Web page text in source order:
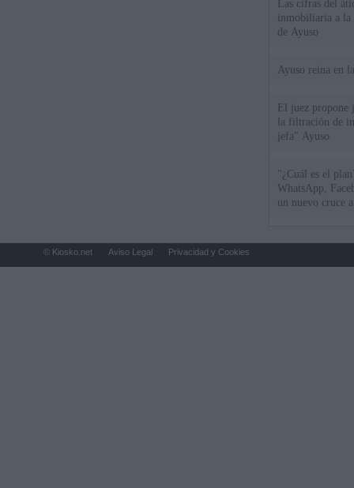
Las cifras del
inmobiliaria a la
de Ayuso
Ayuso reina en
El juez propone
la filtración de
jefa" Ayuso
"¿Cuál es el
WhatsApp,
un nuevo cruce
© Kiosko.net Aviso Legal Privacidad y Cookies